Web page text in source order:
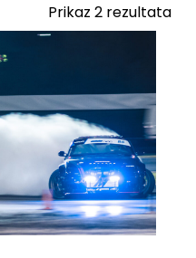
Prikaz 2 rezultata